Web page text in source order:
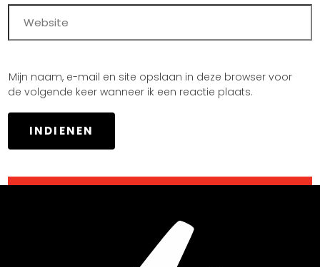
Mijn naam, e-mail en site opslaan in deze browser voor
de volgende keer wanneer ik een reactie plaats.